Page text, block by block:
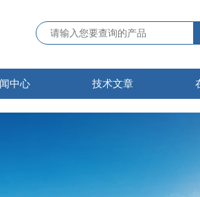
中心 技术文章